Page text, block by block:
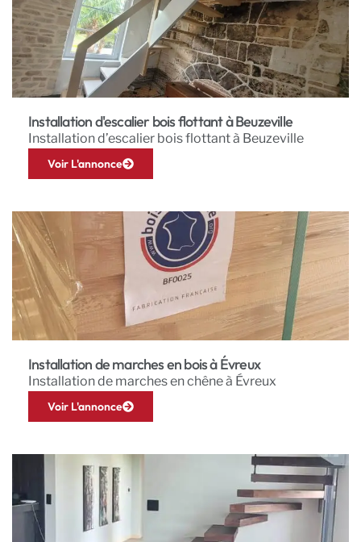
Installation d'escalier bois flottant à Beuzeville
Installation d’escalier bois flottant à Beuzeville
Voir L'annonce
Installation de marches en bois à Évreux
Installation de marches en chêne à Évreux
Voir L'annonce